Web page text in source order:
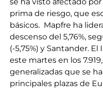
se ha visto afectado
prima de riesgo, que
básicos. Mapfre ha
descenso del 5,76%,
(-5,75%) y Santander.
este martes en los
generalizadas que se
principales plazas de